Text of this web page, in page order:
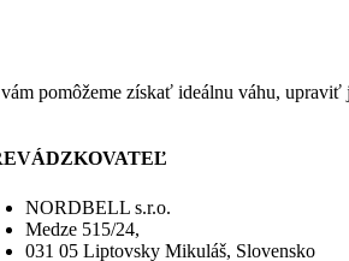
pomôžeme získať ideálnu váhu,
NORDBELL s.r.o.
Medze 515/24,
031 05 Liptovsky Mikuláš, Slovensko